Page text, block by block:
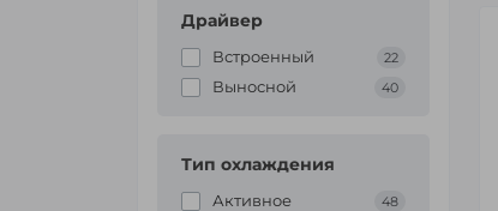
Драйвер
Встроенный 22
Выносной 40
Тип охлаждения
Активное 48